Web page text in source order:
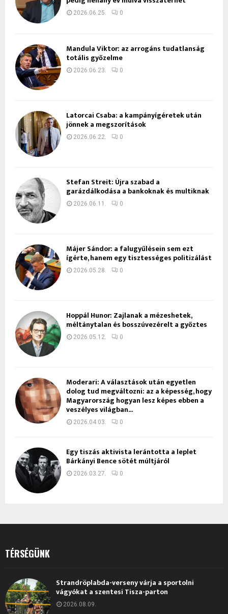
2026.06.25. 0
Mandula Viktor: az arrogáns tudatlanság
totális győzelme
2026.06.23. 0
Latorcai Csaba: a kampányígéretek után
jönnek a megszorítások
2026.06.22. 0
Stefan Streit: Újra szabad a
garázdálkodása a bankoknak és multiknak
2026.06.11. 0
Májer Sándor: a falugyűlésein sem ezt
ígérte, hanem egy tisztességes politizálást
2026.05.28. 0
Hoppál Hunor: Zajlanak a mézeshetek,
méltánytalan és bosszúvezérelt a győztes
2026.05.12. 0
Moderari: A választások után egyetlen
dolog tud megváltozni: az a képesség, hogy
Magyarország hogyan lesz képes ebben a
veszélyes világban...
2026.04.03. 0
Egy tiszás aktivista lerántotta a leplet
Bárkányi Bence sötét múltjáról
2026.03.27. 0
TÉRSÉGÜNK
Strandröplabda-verseny várja a sportolni
vágyókat a szentesi Tisza-parton
2026.08.09.